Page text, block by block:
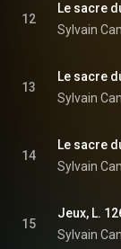
12
13
14
15
Jeux, L.